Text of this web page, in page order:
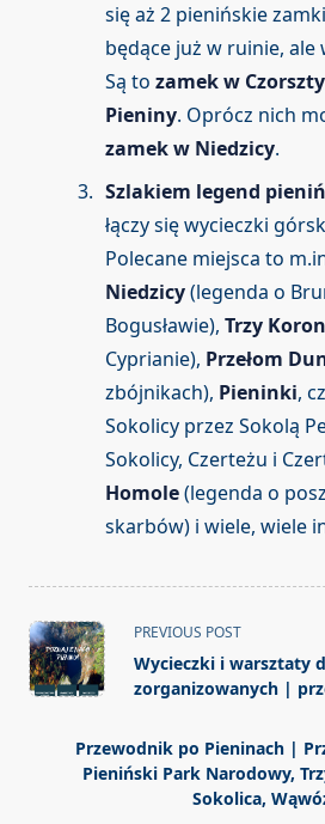
się aż 2 pienińskie
będące już w ruinie, ale
Są to zamek w
Pieniny. Oprócz nich
zamek w Niedzicy.
Szlakiem legend
łączy się wycieczki
Polecane miejsca to
Niedzicy(legenda o
Bogusławie), Trzy
Cyprianie), Przełom
zbójnikach), Pieninki,
Sokolicy przez Sokolą
Sokolicy, Czerteżu i
Homole(legenda o
skarbów) i wiele, wiele
<span
class="nav-
subtitle
reader-
text">Page</span>
PREVIOUS POST
Wycieczki i warsztaty
zorganizowanych |
Przewodnik po Pieninach |
Pieniński Park Narodowy,
Sokolica,